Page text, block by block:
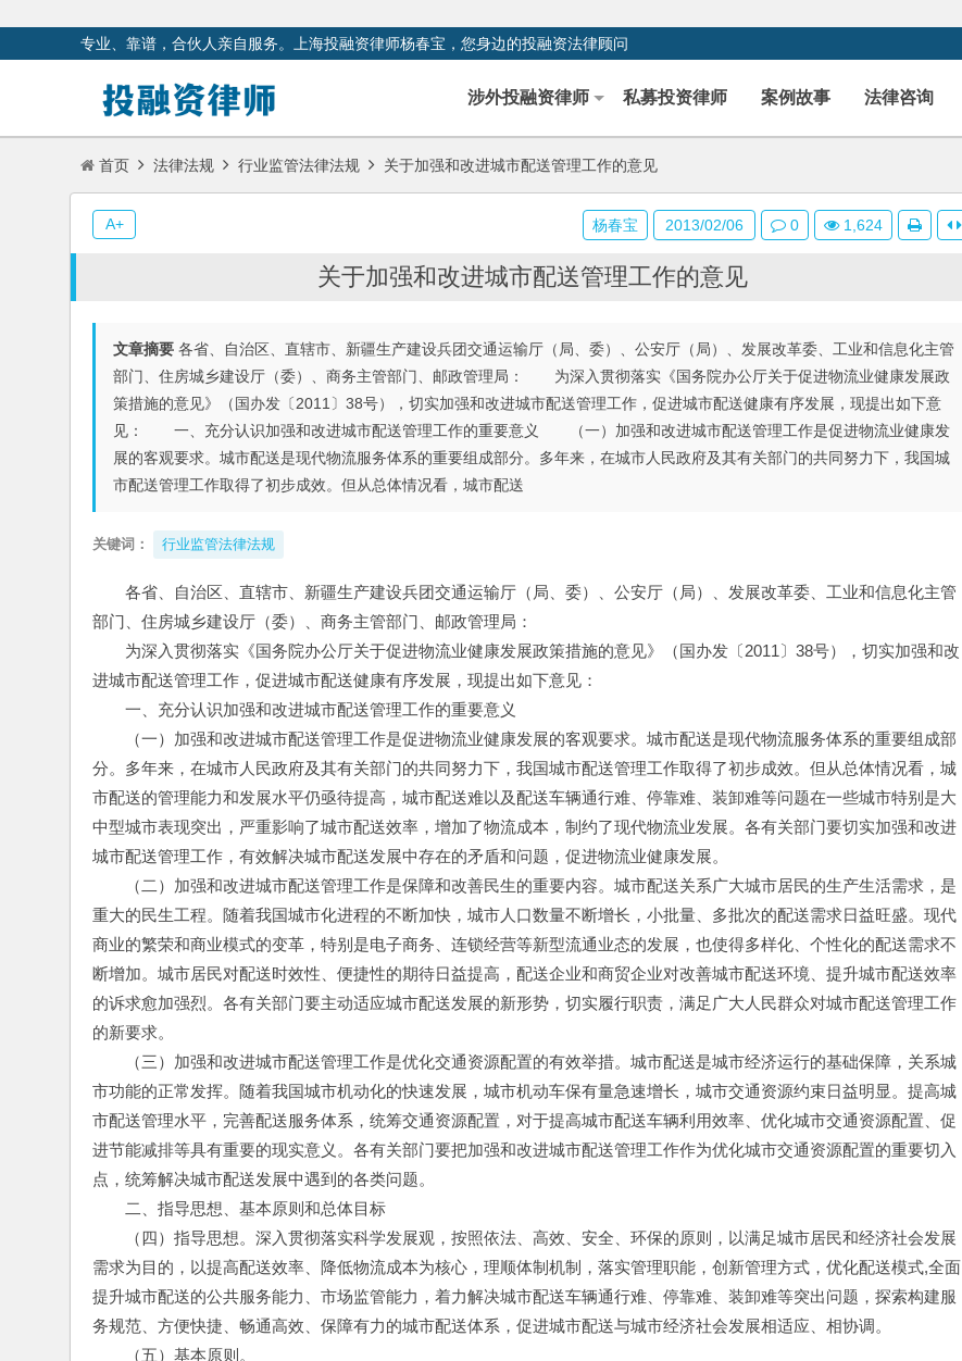
专业、靠谱，合伙人亲自服务。上海投融资律师杨春宝，您身边的投融资法律顾问
涉外投融资律师 私募投资律师 案例故事 法律咨询
首页 法律法规 行业监管法律法规 关于加强和改进城市配送管理工作的意见
关于加强和改进城市配送管理工作的意见
文章摘要 各省、自治区、直辖市、新疆生产建设兵团交通运输厅（局、委）、公安厅（局）、发展改革委、工业和信息化主管
部门、住房城乡建设厅（委）、商务主管部门、邮政管理局： 为深入贯彻落实《国务院办公厅关于促进物流业健康发展政
策措施的意见》（国办发〔2011〕38号），切实加强和改进城市配送管理工作，促进城市配送健康有序发展，现提出如下意
见： 一、充分认识加强和改进城市配送管理工作的重要意义 （一）加强和改进城市配送管理工作是促进物流业健康发
展的客观要求。城市配送是现代物流服务体系的重要组成部分。多年来，在城市人民政府及其有关部门的共同努力下，我国城
市配送管理工作取得了初步成效。但从总体情况看，城市配送
关键词： 行业监管法律法规
各省、自治区、直辖市、新疆生产建设兵团交通运输厅（局、委）、公安厅（局）、发展改革委、工业和信息化主管
部门、住房城乡建设厅（委）、商务主管部门、邮政管理局：
为深入贯彻落实《国务院办公厅关于促进物流业健康发展政策措施的意见》（国办发〔2011〕38号），切实加强和改
进城市配送管理工作，促进城市配送健康有序发展，现提出如下意见：
一、充分认识加强和改进城市配送管理工作的重要意义
（一）加强和改进城市配送管理工作是促进物流业健康发展的客观要求。城市配送是现代物流服务体系的重要组成部
分。多年来，在城市人民政府及其有关部门的共同努力下，我国城市配送管理工作取得了初步成效。但从总体情况看，城
市配送的管理能力和发展水平仍亟待提高，城市配送难以及配送车辆通行难、停靠难、装卸难等问题在一些城市特别是大
中型城市表现突出，严重影响了城市配送效率，增加了物流成本，制约了现代物流业发展。各有关部门要切实加强和改进
城市配送管理工作，有效解决城市配送发展中存在的矛盾和问题，促进物流业健康发展。
（二）加强和改进城市配送管理工作是保障和改善民生的重要内容。城市配送关系广大城市居民的生产生活需求，是
重大的民生工程。随着我国城市化进程的不断加快，城市人口数量不断增长，小批量、多批次的配送需求日益旺盛。现代
商业的繁荣和商业模式的变革，特别是电子商务、连锁经营等新型流通业态的发展，也使得多样化、个性化的配送需求不
断增加。城市居民对配送时效性、便捷性的期待日益提高，配送企业和商贸企业对改善城市配送环境、提升城市配送效率
的诉求愈加强烈。各有关部门要主动适应城市配送发展的新形势，切实履行职责，满足广大人民群众对城市配送管理工作
的新要求。
（三）加强和改进城市配送管理工作是优化交通资源配置的有效举措。城市配送是城市经济运行的基础保障，关系城
市功能的正常发挥。随着我国城市机动化的快速发展，城市机动车保有量急速增长，城市交通资源约束日益明显。提高城
市配送管理水平，完善配送服务体系，统筹交通资源配置，对于提高城市配送车辆利用效率、优化城市交通资源配置、促
进节能减排等具有重要的现实意义。各有关部门要把加强和改进城市配送管理工作作为优化城市交通资源配置的重要切入
点，统筹解决城市配送发展中遇到的各类问题。
二、指导思想、基本原则和总体目标
（四）指导思想。深入贯彻落实科学发展观，按照依法、高效、安全、环保的原则，以满足城市居民和经济社会发展
需求为目的，以提高配送效率、降低物流成本为核心，理顺体制机制，落实管理职能，创新管理方式，优化配送模式,全面
提升城市配送的公共服务能力、市场监管能力，着力解决城市配送车辆通行难、停靠难、装卸难等突出问题，探索构建服
务规范、方便快捷、畅通高效、保障有力的城市配送体系，促进城市配送与城市经济社会发展相适应、相协调。
（五）基本原则。
杨春宝 2013/02/06 0 1,624
A+